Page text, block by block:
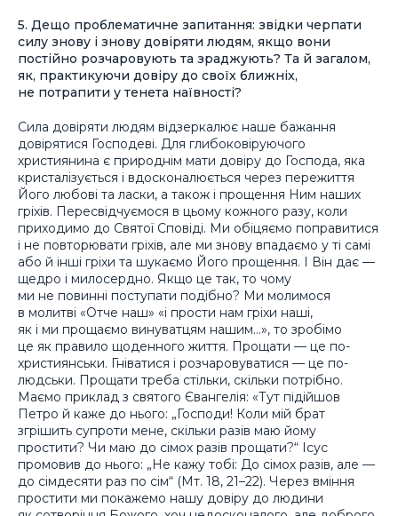
5. Дещо проблематичне запитання: звідки черпати
силу знову і знову довіряти людям, якщо вони
постійно розчаровують та зраджують? Та й загалом,
як, практикуючи довіру до своїх ближніх,
не потрапити у тенета наївності?
Сила довіряти людям відзеркалює наше бажання
довірятися Господеві. Для глибоковіруючого
християнина є природнім мати довіру до Господа, яка
кристалізується і вдосконалюється через пережиття
Його любові та ласки, а також і прощення Ним наших
гріхів. Пересвідчуємося в цьому кожного разу, коли
приходимо до Святої Сповіді. Ми обіцяємо поправитися
і не повторювати гріхів, але ми знову впадаємо у ті самі
або й інші гріхи та шукаємо Його прощення. І Він дає —
щедро і милосердно. Якщо це так, то чому
ми не повинні поступати подібно? Ми молимося
в молитві «Отче наш» «і прости нам гріхи наші,
як і ми прощаємо винуватцям нашим…», то зробімо
це як правило щоденного життя. Прощати — це по-
християнськи. Гніватися і розчаровуватися — це по-
людськи. Прощати треба стільки, скільки потрібно.
Маємо приклад з святого Євангелія: «Тут підійшов
Петро й каже до нього: „Господи! Коли мій брат
згрішить супроти мене, скільки разів маю йому
простити? Чи маю до сімох разів прощати?“ Ісус
промовив до нього: „Не кажу тобі: До сімох разів, але —
до сімдесяти раз по сім“ (Мт. 18, 21–22). Через вміння
простити ми покажемо нашу довіру до людини